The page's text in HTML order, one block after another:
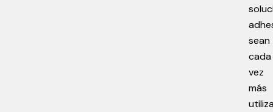
sean
cada
vez
más